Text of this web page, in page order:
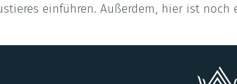
einführen. Außerdem, hier ist noch